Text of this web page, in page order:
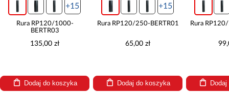
+15
Rura RP120/1000-
BERTR03
135,00 zł
Dodaj do koszyka
+15
Rura RP120/250-BERTR01
65,00 zł
Dodaj do koszyka
Rura